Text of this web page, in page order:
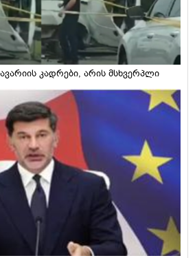
კადრები, არის მსხვერპლი